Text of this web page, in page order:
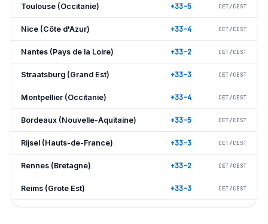
Toulouse (Occitanie) +33-5 CET/CEST
Nice (Côte d'Azur) +33-4 CET/CEST
Nantes (Pays de la Loire) +33-2 CET/CEST
Straatsburg (Grand Est) +33-3 CET/CEST
Montpellier (Occitanie) +33-4 CET/CEST
Bordeaux (Nouvelle-Aquitaine) +33-5 CET/CEST
Rijsel (Hauts-de-France) +33-3 CET/CEST
Rennes (Bretagne) +33-2 CET/CEST
Reims (Grote Est) +33-3 CET/CEST